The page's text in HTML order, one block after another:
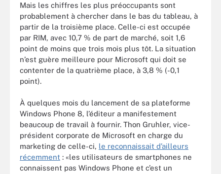
Mais les chiffres les plus préoccupants sont
probablement à chercher dans le bas du tableau, à
partir de la troisième place. Celle-ci est occupée
par RIM, avec 10,7 % de part de marché, soit 1,6
point de moins que trois mois plus tôt. La situation
n’est guère meilleure pour Microsoft qui doit se
contenter de la quatrième place, à 3,8 % (-0,1
point).
À quelques mois du lancement de sa plateforme
Windows Phone 8, l’éditeur a manifestement
beaucoup de travail à fournir. Thon Gruhler, vice-
président corporate de Microsoft en charge du
marketing de celle-ci, le reconnaissait d’ailleurs
récemment : «les utilisateurs de smartphones ne
connaissent pas Windows Phone et c’est un